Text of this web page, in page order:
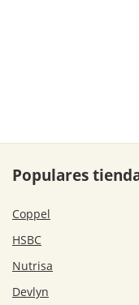
Populares
Coppel
HSBC
Nutrisa
Devlyn